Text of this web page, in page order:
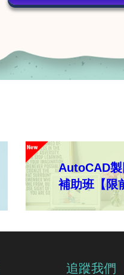
AutoCAD
補助班【限
追蹤我們